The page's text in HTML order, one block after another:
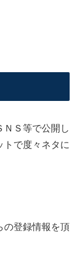
Ｓ等で公開し
トで度々ネタに
の登録情報を頂